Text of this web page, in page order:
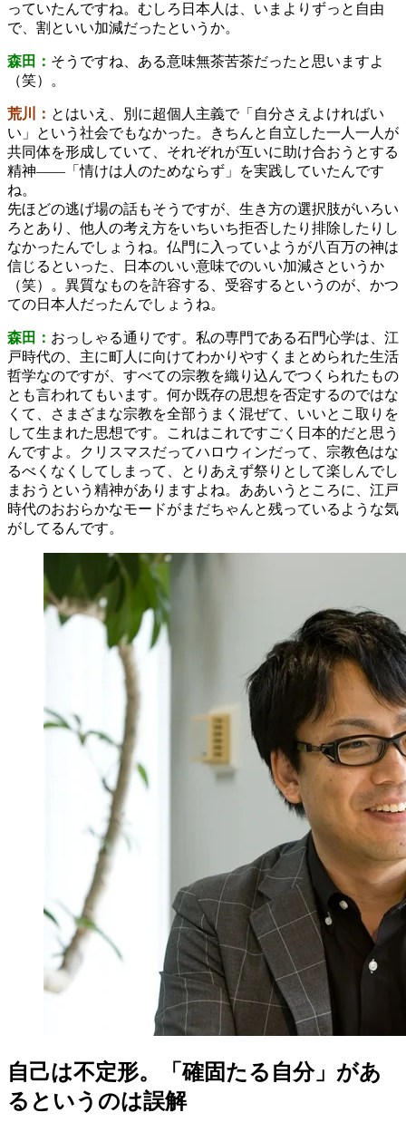
っていたんですね。むしろ日本人は、いまよりずっと自由
で、割といい加減だったというか。
森田： そうですね、ある意味無茶苦茶だったと思いますよ
（笑）。
荒川： とはいえ、別に超個人主義で「自分さえよければい
い」という社会でもなかった。きちんと自立した一人一人が
共同体を形成していて、それぞれが互いに助け合おうとする
精神――「情けは人のためならず」を実践していたんです
ね。
先ほどの逃げ場の話もそうですが、生き方の選択肢がいろい
ろとあり、他人の考え方をいちいち拒否したり排除したりし
なかったんでしょうね。仏門に入っていようが八百万の神は
信じるといった、日本のいい意味でのいい加減さというか
（笑）。異質なものを許容する、受容するというのが、かつ
ての日本人だったんでしょうね。
森田： おっしゃる通りです。私の専門である石門心学は、江
戸時代の、主に町人に向けてわかりやすくまとめられた生活
哲学なのですが、すべての宗教を織り込んでつくられたもの
とも言われてもいます。何か既存の思想を否定するのではな
くて、さまざまな宗教を全部うまく混ぜて、いいとこ取りを
して生まれた思想です。これはこれですごく日本的だと思う
んですよ。クリスマスだってハロウィンだって、宗教色はな
るべくなくしてしまって、とりあえず祭りとして楽しんでし
まおうという精神がありますよね。ああいうところに、江戸
時代のおおらかなモードがまだちゃんと残っているような気
がしてるんです。
自己は不定形。「確固たる自分」があ
るというのは誤解